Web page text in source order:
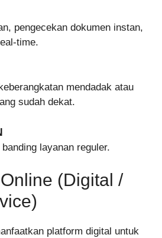
pengecekan dokumen instan,
time.
mendadak atau
sudah dekat.
layanan reguler.
(Digital /
platform digital untuk